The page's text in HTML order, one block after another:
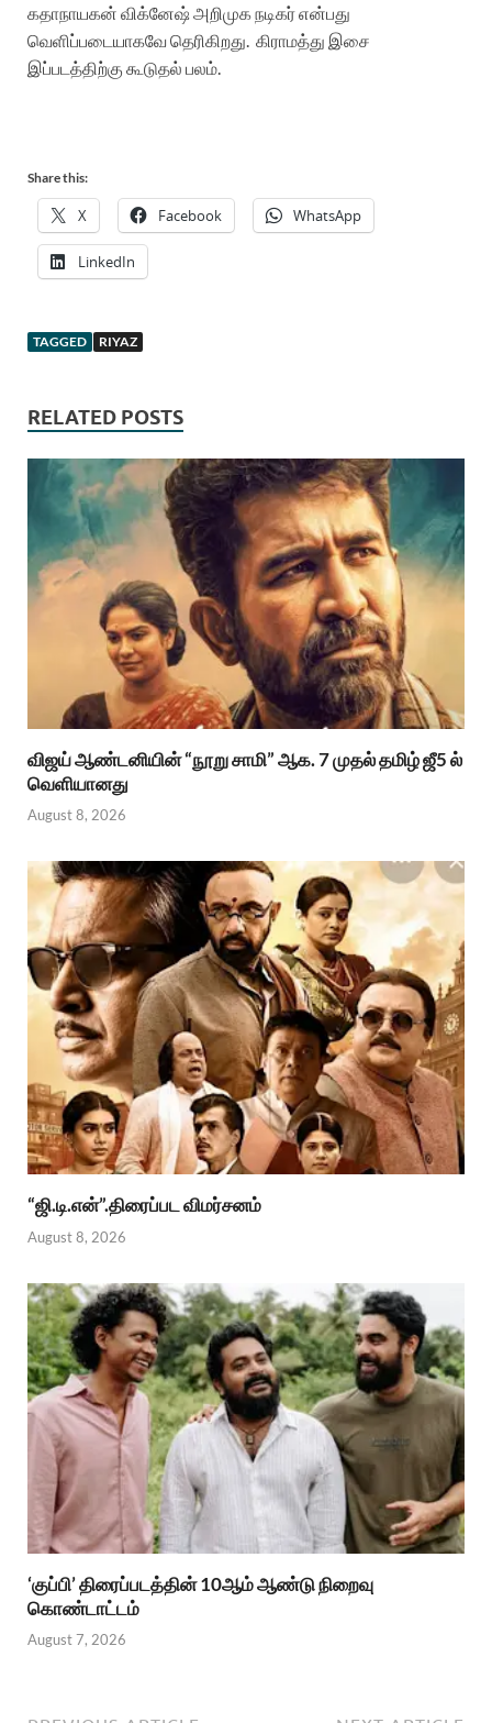
கதாநாயகன் விக்னேஷ் அறிமுக நடிகர் என்பது
வெளிப்படையாகவே தெரிகிறது. கிராமத்து இசை
இப்படத்திற்கு கூடுதல் பலம்.
Share this:
X Facebook WhatsApp
LinkedIn
TAGGED RIYAZ
RELATED POSTS
விஜய் ஆண்டனியின் “நூறு சாமி” ஆக. 7 முதல் தமிழ் ஜீ5 ல்
வெளியானது
August 8, 2026
“ஜி.டி.என்”.திரைப்பட விமர்சனம்
August 8, 2026
‘குப்பி’ திரைப்படத்தின் 10ஆம் ஆண்டு நிறைவு
கொண்டாட்டம்
August 7, 2026